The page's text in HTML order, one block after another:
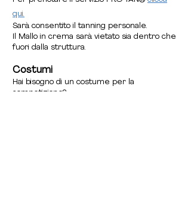
qui.
Sarà consentito il tanning personale.
Il Mallo in crema sarà vietato sia dentro che
fuori dalla struttura.
Costumi
Hai bisogno di un costume per la
competizione?